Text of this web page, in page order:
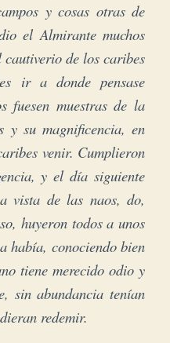
y cosas otras de
el Almirante muchos
cautiverio de los caribes
ir a donde pensase
fuesen muestras de la
y su magnificencia, en
venir. Cumplieron
y el día siguiente
vista de las naos, do,
huyeron todos a unos
había, conociendo bien
tiene merecido odio y
sin abundancia tenían
redemir.